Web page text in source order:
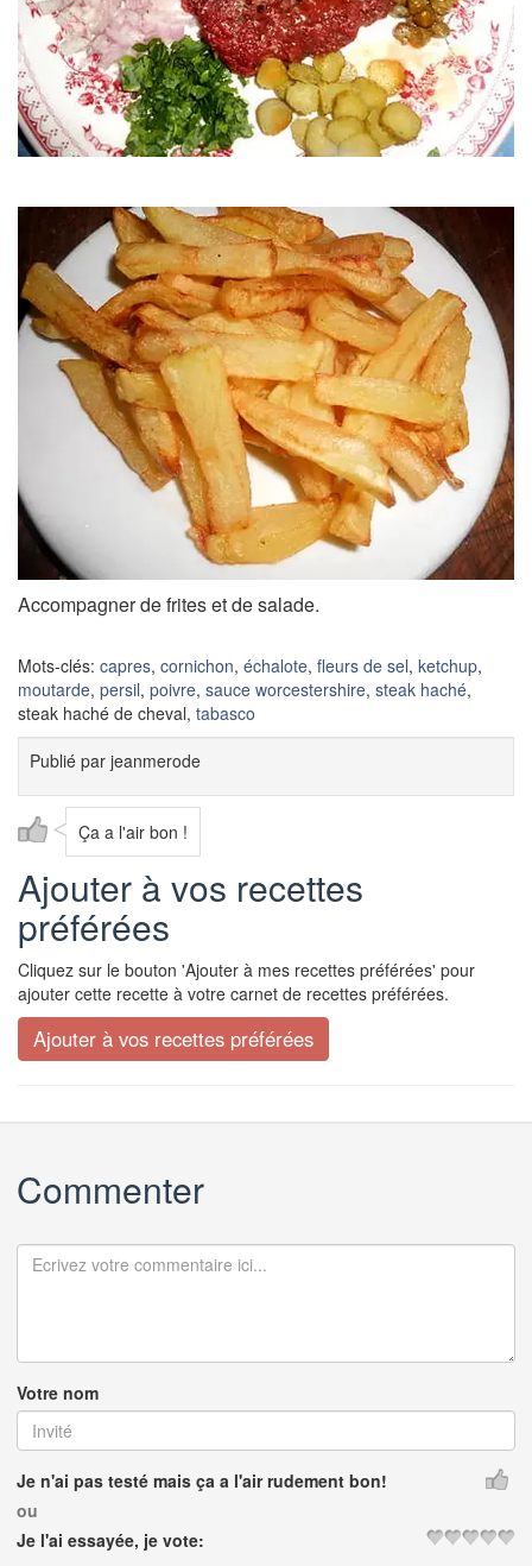
Accompagner de frites et de salade.
Mots-clés: capres, cornichon, échalote, fleurs de sel, ketchup,
moutarde, persil, poivre, sauce worcestershire, steak haché,
steak haché de cheval, tabasco
Publié par jeanmerode
Ça a l'air bon !
Ajouter à vos recettes
préférées
Cliquez sur le bouton 'Ajouter à mes recettes préférées' pour
ajouter cette recette à votre carnet de recettes préférées.
Commenter
Votre nom
Je n'ai pas testé mais ça a l'air rudement bon!
ou
Je l'ai essayée, je vote: